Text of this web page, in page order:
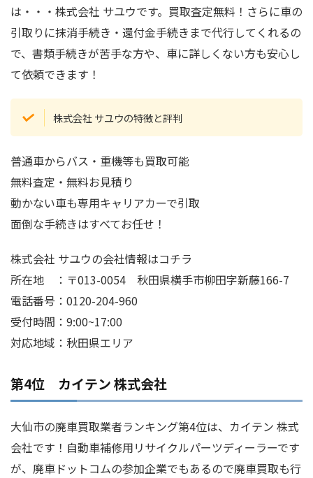
は・・・株式会社 サユウです。買取査定無料！さらに車の
引取りに抹消手続き・還付金手続きまで代行してくれるの
で、書類手続きが苦手な方や、車に詳しくない方も安心し
て依頼できます！
株式会社 サユウの特徴と評判
普通車からバス・重機等も買取可能
無料査定・無料お見積り
動かない車も専用キャリアカーで引取
面倒な手続きはすべてお任せ！
株式会社 サユウの会社情報はコチラ
所在地 ：〒013-0054 秋田県横手市柳田字新藤166-7
電話番号：0120-204-960
受付時間：9:00~17:00
対応地域：秋田県エリア
第4位 カイテン 株式会社
大仙市の廃車買取業者ランキング第4位は、カイテン 株式
会社です！自動車補修用リサイクルパーツディーラーです
が、廃車ドットコムの参加企業でもあるので廃車買取も行